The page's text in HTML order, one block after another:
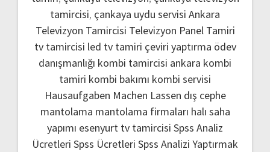
tamircisi, çankaya uydu servisi Ankara
Televizyon Tamircisi Televizyon Panel Tamiri
tv tamircisi led tv tamiri çeviri yaptırma ödev
danışmanlığı kombi tamircisi ankara kombi
tamiri kombi bakımı kombi servisi
Hausaufgaben Machen Lassen dış cephe
mantolama mantolama firmaları halı saha
yapımı esenyurt tv tamircisi Spss Analiz
Ücretleri Spss Ücretleri Spss Analizi Yaptırmak